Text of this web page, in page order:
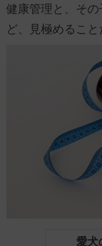
健康管理と、そ
ど、見極めること
愛犬